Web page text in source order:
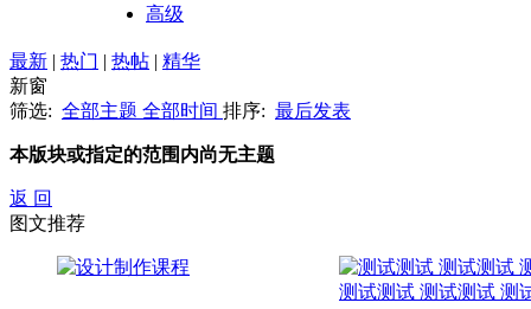
高级
最新 | 热门 | 热帖 | 精华
新窗
筛选: 全部主题 全部时间 排序: 最后发表
本版块或指定的范围内尚无主题
返 回
图文推荐